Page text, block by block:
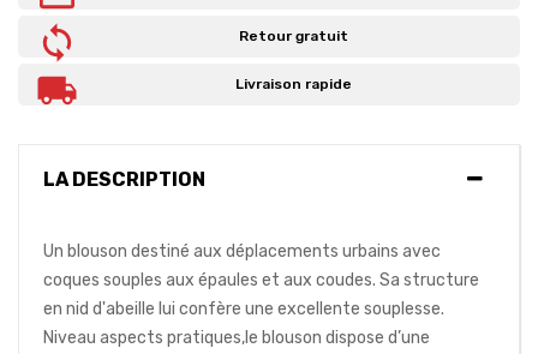
Retour gratuit
Livraison rapide
LA DESCRIPTION
Un blouson destiné aux déplacements urbains avec
coques souples aux épaules et aux coudes. Sa structure
en nid d'abeille lui confère une excellente souplesse.
Niveau aspects pratiques,le blouson dispose d’une